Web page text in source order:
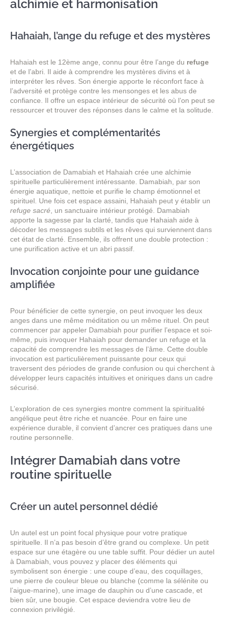
alchimie et harmonisation
Hahaiah, l’ange du refuge et des mystères
Hahaiah est le 12ème ange, connu pour être l’ange du refuge
et de l’abri. Il aide à comprendre les mystères divins et à
interpréter les rêves. Son énergie apporte le réconfort face à
l’adversité et protège contre les mensonges et les abus de
confiance. Il offre un espace intérieur de sécurité où l’on peut se
ressourcer et trouver des réponses dans le calme et la solitude.
Synergies et complémentarités
énergétiques
L’association de Damabiah et Hahaiah crée une alchimie
spirituelle particulièrement intéressante. Damabiah, par son
énergie aquatique, nettoie et purifie le champ émotionnel et
spirituel. Une fois cet espace assaini, Hahaiah peut y établir un
refuge sacré , un sanctuaire intérieur protégé. Damabiah
apporte la sagesse par la clarté, tandis que Hahaiah aide à
décoder les messages subtils et les rêves qui surviennent dans
cet état de clarté. Ensemble, ils offrent une double protection :
une purification active et un abri passif.
Invocation conjointe pour une guidance
amplifiée
Pour bénéficier de cette synergie, on peut invoquer les deux
anges dans une même méditation ou un même rituel. On peut
commencer par appeler Damabiah pour purifier l’espace et soi-
même, puis invoquer Hahaiah pour demander un refuge et la
capacité de comprendre les messages de l’âme. Cette double
invocation est particulièrement puissante pour ceux qui
traversent des périodes de grande confusion ou qui cherchent à
développer leurs capacités intuitives et oniriques dans un cadre
sécurisé.
L’exploration de ces synergies montre comment la spiritualité
angélique peut être riche et nuancée. Pour en faire une
expérience durable, il convient d’ancrer ces pratiques dans une
routine personnelle.
Intégrer Damabiah dans votre
routine spirituelle
Créer un autel personnel dédié
Un autel est un point focal physique pour votre pratique
spirituelle. Il n’a pas besoin d’être grand ou complexe. Un petit
espace sur une étagère ou une table suffit. Pour dédier un autel
à Damabiah, vous pouvez y placer des éléments qui
symbolisent son énergie : une coupe d’eau, des coquillages,
une pierre de couleur bleue ou blanche (comme la sélénite ou
l’aigue-marine), une image de dauphin ou d’une cascade, et
bien sûr, une bougie. Cet espace deviendra votre lieu de
connexion privilégié.